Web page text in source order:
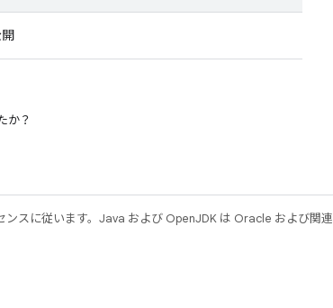
か？
ンスに従います。Java および OpenJDK は Oracle および関連